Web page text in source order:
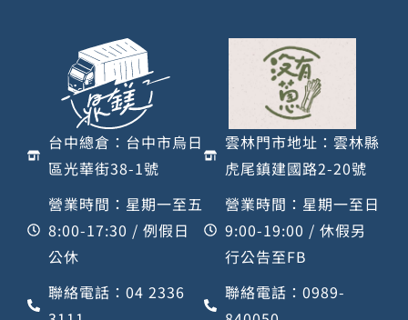
台中總倉：台中市烏日
區光華街38-1號
營業時間：星期一至五
8:00-17:30 / 例假日
公休
聯絡電話：04 2336
雲林門市地址：雲林縣
虎尾鎮建國路2-20號
營業時間：星期一至日
9:00-19:00 / 休假另
行公告至FB
聯絡電話：0989-